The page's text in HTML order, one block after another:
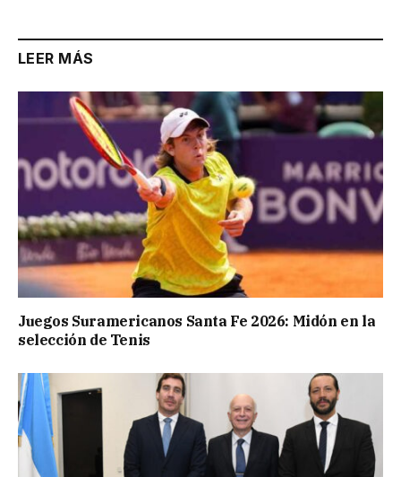
LEER MÁS
Juegos Suramericanos Santa Fe 2026: Midón en la
selección de Tenis